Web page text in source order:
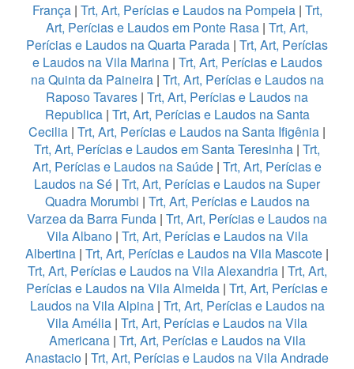
França | Trt, Art, Perícias e Laudos na Pompeia| Trt,
Art, Perícias e Laudos em Ponte Rasa | Trt, Art,
Perícias e Laudos na Quarta Parada | Trt, Art, Perícias
e Laudos na Vila Marina| Trt, Art, Perícias e Laudos
na Quinta da Paineira| Trt, Art, Perícias e Laudos na
Raposo Tavares | Trt, Art, Perícias e Laudos na
Republica| Trt, Art, Perícias e Laudos na Santa
Cecilia | Trt, Art, Perícias e Laudos na Santa Ifigênia |
Trt, Art, Perícias e Laudos em Santa Teresinha | Trt,
Art, Perícias e Laudos na Saúde | Trt, Art, Perícias e
Laudos na Sé | Trt, Art, Perícias e Laudos na Super
Quadra Morumbi | Trt, Art, Perícias e Laudos na
Varzea da Barra Funda | Trt, Art, Perícias e Laudos na
Vila Albano| Trt, Art, Perícias e Laudos na Vila
Albertina | Trt, Art, Perícias e Laudos na Vila Mascote |
Trt, Art, Perícias e Laudos na Vila Alexandria| Trt, Art,
Perícias e Laudos na Vila Almeida | Trt, Art, Perícias e
Laudos na Vila Alpina | Trt, Art, Perícias e Laudos na
Vila Amélia | Trt, Art, Perícias e Laudos na Vila
Americana| Trt, Art, Perícias e Laudos na Vila
Anastacio | Trt, Art, Perícias e Laudos na Vila Andrade